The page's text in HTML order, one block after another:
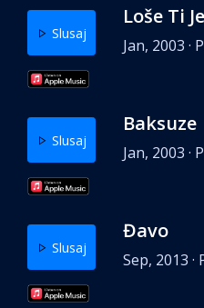
Slusaj
Loše Ti
Jan, 2003 ·
Slusaj
Baksuze
Jan, 2003 ·
Slusaj
Đavo
Sep, 2013 ·